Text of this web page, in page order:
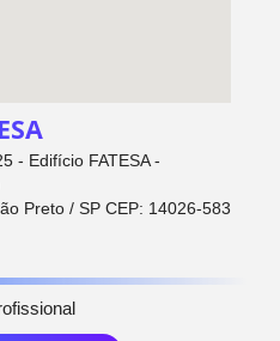
- Edifício FATESA -
Preto / SP CEP: 14026-583